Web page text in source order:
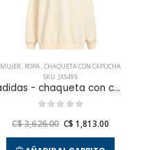
MUJER, ROPA,CHAQUETA CON CAPUCHA
SKU: JX5495
adidas - chaqueta con capucha ess lin hoodie para mujer
C$ 3,626.00 C$ 1,813.00